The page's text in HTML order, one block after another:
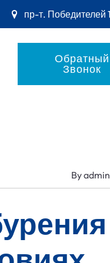
пр-т. Победителей
Обратный
Звонок
Byadmin